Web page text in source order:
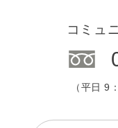
コミュ
（平日 9